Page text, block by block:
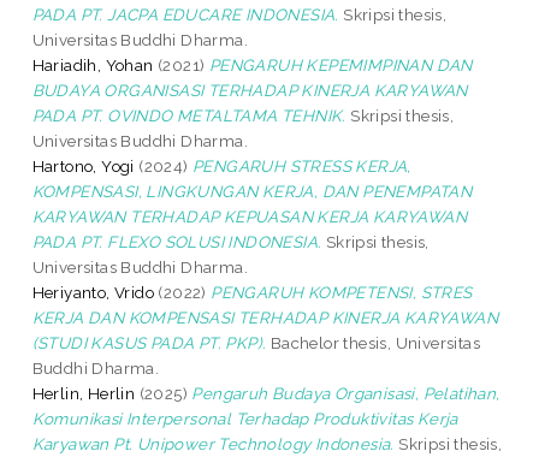
PADA PT. JACPA EDUCARE INDONESIA. Skripsi thesis,
Universitas Buddhi Dharma.
Hariadih, Yohan (2021) PENGARUH KEPEMIMPINAN DAN
BUDAYA ORGANISASI TERHADAP KINERJA KARYAWAN
PADA PT. OVINDO METALTAMA TEHNIK. Skripsi thesis,
Universitas Buddhi Dharma.
Hartono, Yogi (2024) PENGARUH STRESS KERJA,
KOMPENSASI, LINGKUNGAN KERJA, DAN PENEMPATAN
KARYAWAN TERHADAP KEPUASAN KERJA KARYAWAN
PADA PT. FLEXO SOLUSI INDONESIA. Skripsi thesis,
Universitas Buddhi Dharma.
Heriyanto, Vrido (2022) PENGARUH KOMPETENSI, STRES
KERJA DAN KOMPENSASI TERHADAP KINERJA KARYAWAN
(STUDI KASUS PADA PT. PKP). Bachelor thesis, Universitas
Buddhi Dharma.
Herlin, Herlin (2025) Pengaruh Budaya Organisasi, Pelatihan,
Komunikasi Interpersonal Terhadap Produktivitas Kerja
Karyawan Pt. Unipower Technology Indonesia. Skripsi thesis,